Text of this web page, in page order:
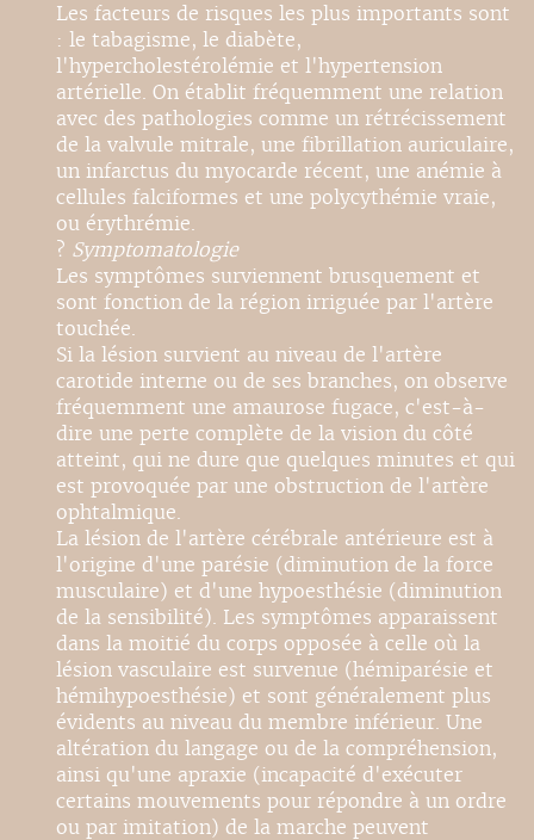
Les facteurs de risques les plus importants sont
: le tabagisme, le diabète,
l'hypercholestérolémie et l'hypertension
artérielle. On établit fréquemment une relation
avec des pathologies comme un rétrécissement
de la valvule mitrale, une fibrillation auriculaire,
un infarctus du myocarde récent, une anémie à
cellules falciformes et une polycythémie vraie,
ou érythrémie.
? Symptomatologie
Les symptômes surviennent brusquement et
sont fonction de la région irriguée par l'artère
touchée.
Si la lésion survient au niveau de l'artère
carotide interne ou de ses branches, on observe
fréquemment une amaurose fugace, c'est-à-
dire une perte complète de la vision du côté
atteint, qui ne dure que quelques minutes et qui
est provoquée par une obstruction de l'artère
ophtalmique.
La lésion de l'artère cérébrale antérieure est à
l'origine d'une parésie (diminution de la force
musculaire) et d'une hypoesthésie (diminution
de la sensibilité). Les symptômes apparaissent
dans la moitié du corps opposée à celle où la
lésion vasculaire est survenue (hémiparésie et
hémihypoesthésie) et sont généralement plus
évidents au niveau du membre inférieur. Une
altération du langage ou de la compréhension,
ainsi qu'une apraxie (incapacité d'exécuter
certains mouvements pour répondre à un ordre
ou par imitation) de la marche peuvent